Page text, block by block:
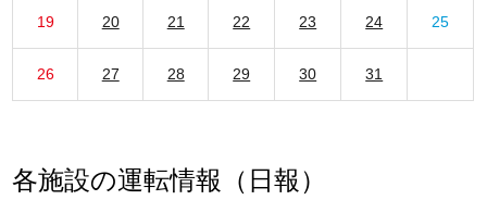
19 20 21 22 23 24 25
26 27 28 29 30 31
各施設の運転情報（日報）